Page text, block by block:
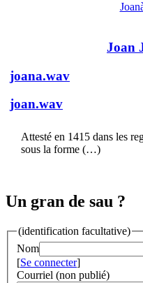
Joan
joana.wav
joan.wav
Attesté en 1415 dans les
sous la forme (…)
Un gran de sau ?
(identification facultative)
Nom
[Se connecter]
Courriel (non publié)